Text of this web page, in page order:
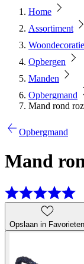
Home
Assortiment
Woondecoratie
Opbergen
Manden
Opbergmand
Mand rond
Opbergmand
Mand
Opslaan in Favorieten